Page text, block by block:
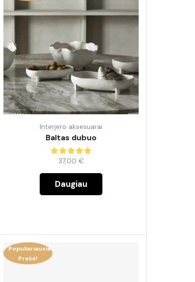
Interjero aksesuarai
Baltas dubuo
37,00 €
Daugiau
Populiariausia
Prekė!